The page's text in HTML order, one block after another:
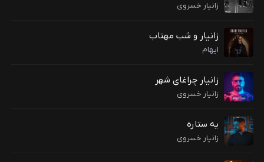
زانیار خسروی
زانیار و شب مهتاب
ایهام
زانیار چراغای شهر
زانیار خسروی
یه ستاره
زانیار خسروی